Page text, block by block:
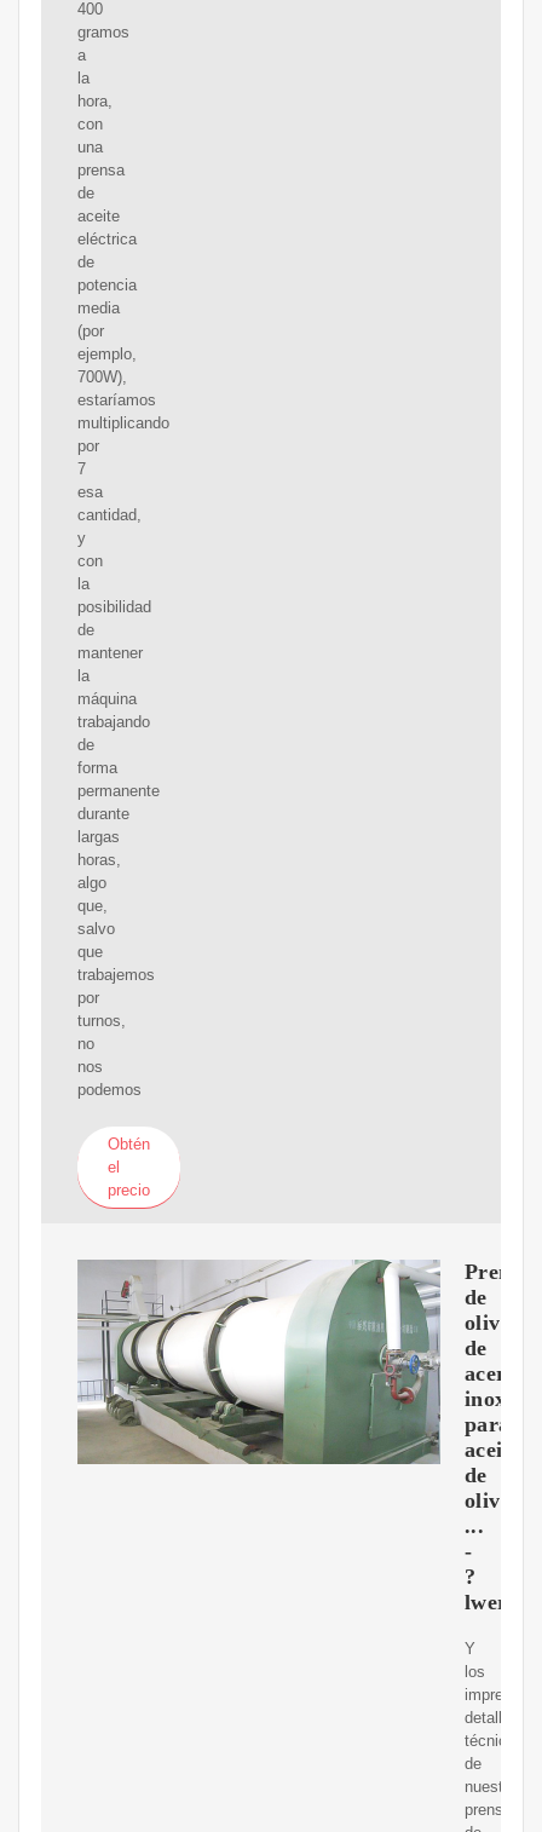
400
gramos
a
la
hora,
con
una
prensa
de
aceite
eléctrica
de
potencia
media
(por
ejemplo,
700W),
estaríamos
multiplicando
por
7
esa
cantidad,
y
con
la
posibilidad
de
mantener
la
máquina
trabajando
de
forma
permanente
durante
largas
horas,
algo
que,
salvo
que
trabajemos
por
turnos,
no
nos
podemos
Obtén
el
precio
Prensas
de
oliva
de
acero
para
aceite
de
oliva
...
-
?
lwerk
Y
los
detalles
técnicos
de
nuestra
prensa